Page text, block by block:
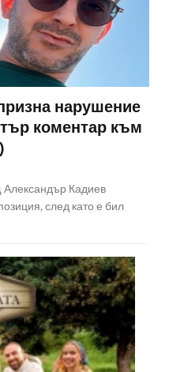
нарушение
коментар към
Александър Кадиев
след като е бил